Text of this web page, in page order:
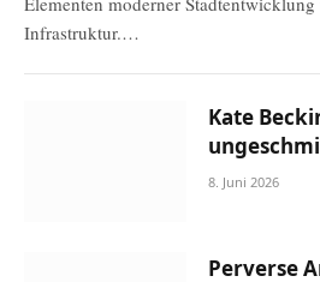
Infrastruktur.…
Kate
Schönheit
8. Juni 2026
Perverse